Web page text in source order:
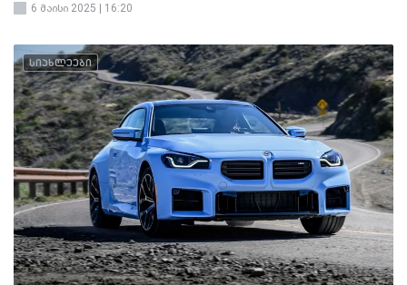
6 მაისი 2025 | 16:20
სიახლეები